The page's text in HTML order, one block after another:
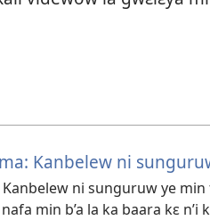
Kanbelew ni
ni sunguruw ye min
min b’a la ka baara kɛ